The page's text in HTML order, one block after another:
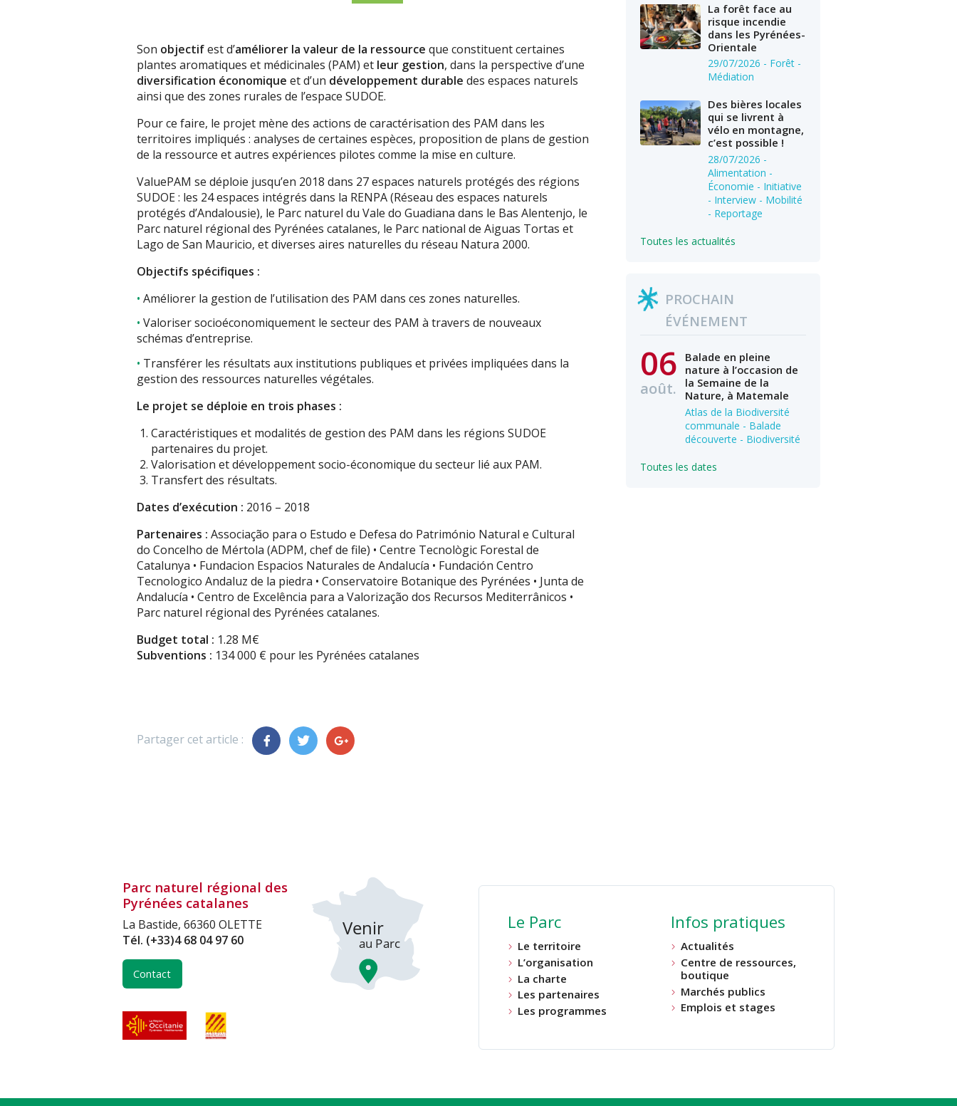
Son objectifest d’améliorer la valeur de la ressource que constituent certaines
plantes aromatiques et médicinales (PAM) et leur gestion, dans la perspective d’une
diversification économique et d’un développement durable des espaces naturels
ainsi que des zones rurales de l’espace SUDOE.
Pour ce faire, le projet mène des actions de caractérisation des PAM dans les
territoires impliqués : analyses de certaines espèces, proposition de plans de gestion
de la ressource et autres expériences pilotes comme la mise en culture.
ValuePAM se déploie jusqu’en 2018 dans 27 espaces naturels protégés des régions
SUDOE : les 24 espaces intégrés dans la RENPA (Réseau des espaces naturels
protégés d’Andalousie), le Parc naturel du Vale do Guadiana dans le Bas Alentenjo, le
Parc naturel régional des Pyrénées catalanes, le Parc national de Aiguas Tortas et
Lago de San Mauricio, et diverses aires naturelles du réseau Natura 2000.
Objectifs spécifiques :
Améliorer la gestion de l’utilisation des PAM dans ces zones naturelles.
Valoriser socioéconomiquement le secteur des PAM à travers de nouveaux
schémas d’entreprise.
Transférer les résultats aux institutions publiques et privées impliquées dans la
gestion des ressources naturelles végétales.
Le projet se déploie en trois phases :
Caractéristiques et modalités de gestion des PAM dans les régions SUDOE
partenaires du projet.
Valorisation et développement socio-économique du secteur lié aux PAM.
Transfert des résultats.
Dates d’exécution : 2016 – 2018
Partenaires : Associação para o Estudo e Defesa do Património Natural e Cultural
do Concelho de Mértola (ADPM, chef de file) • Centre Tecnològic Forestal de
Catalunya • Fundacion Espacios Naturales de Andalucía • Fundación Centro
Tecnologico Andaluz de la piedra • Conservatoire Botanique des Pyrénées • Junta de
Andalucía • Centro de Excelência para a Valorização dos Recursos Mediterrânicos •
Parc naturel régional des Pyrénées catalanes.
Budget total : 1.28 M€
Subventions : 134 000 € pour les Pyrénées catalanes
Partager cet article :
La forêt face au
risque incendie
dans les Pyrénées-
Orientale
29/07/2026 - Forêt -
Médiation
Des bières locales
qui se livrent à
vélo en montagne,
c’est possible !
28/07/2026 -
Alimentation -
Économie - Initiative
- Interview - Mobilité
- Reportage
Toutes les actualités
PROCHAIN
ÉVÉNEMENT
06
août.
Balade en pleine
nature à l’occasion de
la Semaine de la
Nature, à Matemale
Atlas de la Biodiversité
communale - Balade
découverte - Biodiversité
Toutes les dates
Parc naturel régional des
Pyrénées catalanes
La Bastide, 66360 OLETTE
Tél. (+33)4 68 04 97 60
Contact
Le Parc
Le territoire
L’organisation
La charte
Les partenaires
Les programmes
Infos pratiques
Actualités
Centre de ressources,
boutique
Marchés publics
Emplois et stages